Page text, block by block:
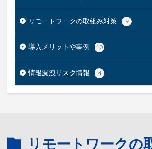
リモートワークの取組み対策 9
導入メリットや事例 10
情報漏洩リスク情報 4
リモートワークの